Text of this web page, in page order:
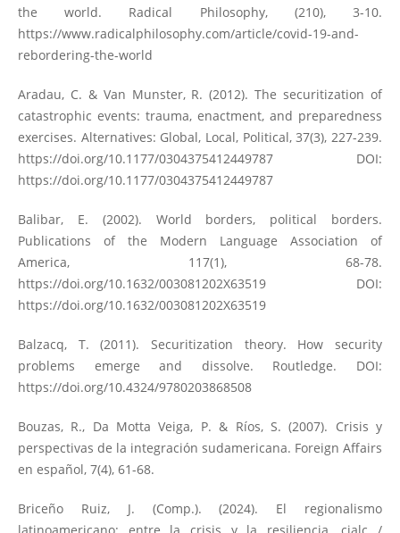
the world. Radical Philosophy, (210), 3-10.
https://www.radicalphilosophy.com/article/covid-19-and-
rebordering-the-world
Aradau, C. & Van Munster, R. (2012). The securitization of
catastrophic events: trauma, enactment, and preparedness
exercises. Alternatives: Global, Local, Political, 37(3), 227-239.
https://doi.org/10.1177/0304375412449787DOI:
https://doi.org/10.1177/0304375412449787
Balibar, E. (2002). World borders, political borders.
Publications of the Modern Language Association of
America, 117(1), 68-78.
https://doi.org/10.1632/003081202X63519DOI:
https://doi.org/10.1632/003081202X63519
Balzacq, T. (2011). Securitization theory. How security
problems emerge and dissolve. Routledge. DOI:
https://doi.org/10.4324/9780203868508
Bouzas, R., Da Motta Veiga, P. & Ríos, S. (2007). Crisis y
perspectivas de la integración sudamericana. Foreign Affairs
en español, 7(4), 61-68.
Briceño Ruiz, J. (Comp.). (2024). El regionalismo